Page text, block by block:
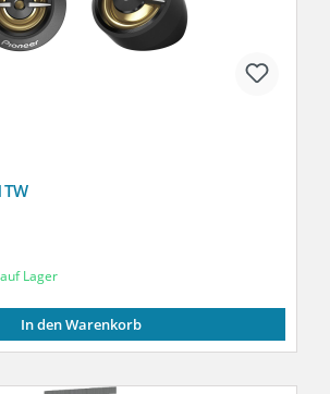
Lager
In den Warenkorb